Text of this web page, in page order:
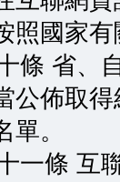
照國家
省、
公佈取
單。
條 互